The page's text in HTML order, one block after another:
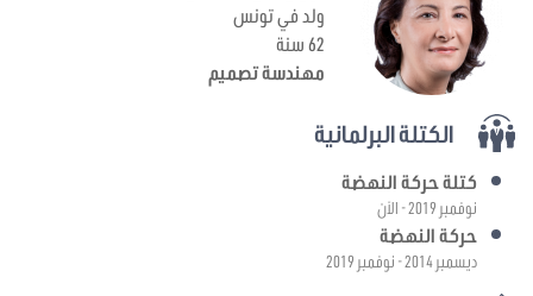
ولد في تونس
62 سنة
مهندسة تصميم
الكتلة البرلمانية
كتلة حركة النهضة
نوفمبر 2019 - الآن
حركة النهضة
ديسمبر 2014 - نوفمبر 2019